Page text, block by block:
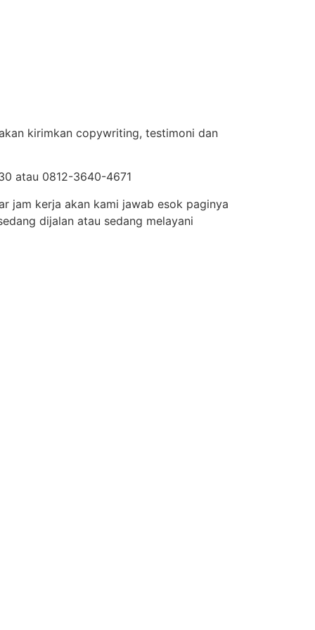
kirimkan copywriting, testimoni dan
atau 0812-3640-4671
jam kerja akan kami jawab esok paginya
dijalan atau sedang melayani